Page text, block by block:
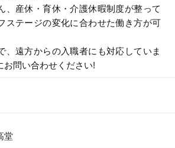
、産休・育休・介護休暇制度が整って
ステージの変化に合わせた働き方が可
、遠方からの入職者にも対応していま
問い合わせください!
堂